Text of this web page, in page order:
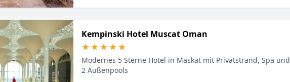
Kempinski Hotel Muscat Oman
★★★★★
★★★★★
Modernes 5 Sterne Hotel in Maskat mit Privatstrand, Spa und
2 Außenpools